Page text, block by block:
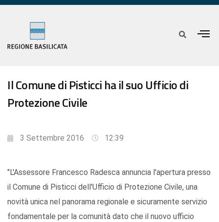
Il Comune di Pisticci ha il suo Ufficio di
Protezione Civile
3 Settembre 2016 12:39
"L'Assessore Francesco Radesca annuncia l'apertura presso
il Comune di Pisticci dell'Ufficio di Protezione Civile, una
novità unica nel panorama regionale e sicuramente servizio
fondamentale per la comunità dato che il nuovo ufficio